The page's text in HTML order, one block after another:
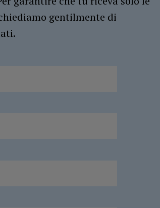
gentilmente di